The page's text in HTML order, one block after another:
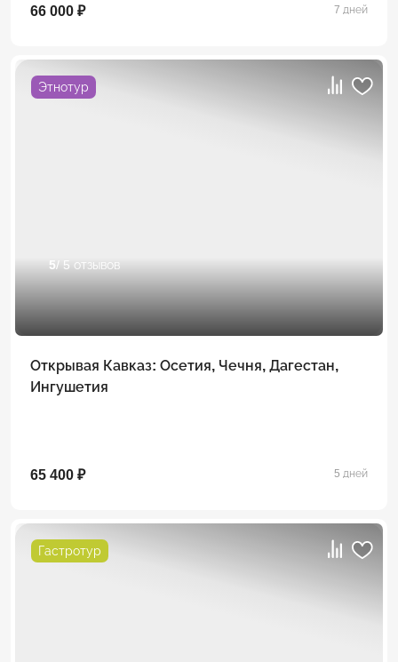
66 000 ₽ 7 дней
Этнотур
5/ 5 отзывов
Открывая Кавказ: Осетия, Чечня, Дагестан,
Ингушетия
65 400 ₽ 5 дней
Гастротур